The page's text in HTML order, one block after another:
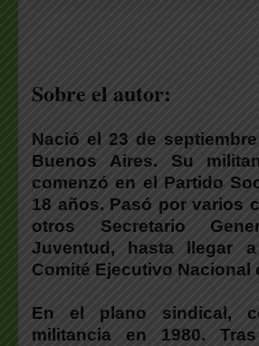
Sobre el autor:
Nació el 23 de
Buenos Aires. Su
comenzó en el Partido
18 años. Pasó por varios
otros Secretario
Juventud, hasta llegar
Comité Ejecutivo Nacional
En el plano sindical,
militancia en 1980.